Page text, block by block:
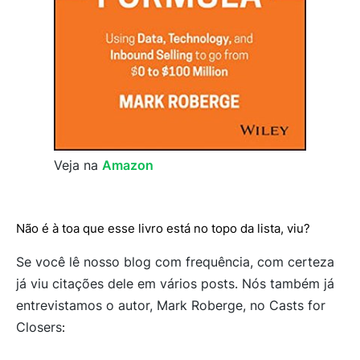
Veja na Amazon
Não é à toa que esse livro está no topo da lista, viu?
Se você lê nosso blog com frequência, com certeza
já viu citações dele em vários posts. Nós também já
entrevistamos o autor, Mark Roberge, no Casts for
Closers: